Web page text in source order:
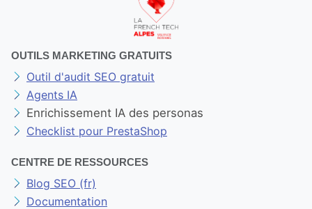
OUTILS MARKETING GRATUITS
Outil d'audit SEO gratuit
Agents IA
Enrichissement IA des personas
Checklist pour PrestaShop
CENTRE DE RESSOURCES
Blog SEO (fr)
Documentation